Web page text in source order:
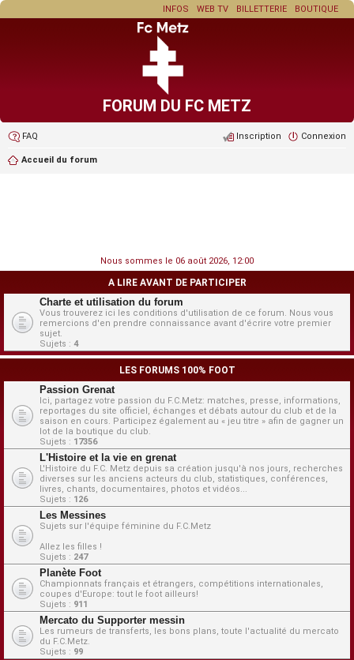
BOUTIQUE
BILLETTERIE
WEB TV
INFOS
FORUM DU FC METZ
FAQ Connexion
Inscription
Accueil du forum
Nous sommes le 06 août 2026, 12:00
A LIRE AVANT DE PARTICIPER
Charte et utilisation du forum
Vous trouverez ici les conditions d'utilisation de ce forum. Nous vous
remercions d'en prendre connaissance avant d'écrire votre premier
sujet.
Sujets : 4
LES FORUMS 100% FOOT
Passion Grenat
Ici, partagez votre passion du F.C.Metz: matches, presse, informations,
reportages du site officiel, échanges et débats autour du club et de la
saison en cours. Participez également au « jeu titre » afin de gagner un
lot de la boutique du club.
Sujets : 17356
L'Histoire et la vie en grenat
L'Histoire du F.C. Metz depuis sa création jusqu'à nos jours, recherches
diverses sur les anciens acteurs du club, statistiques, conférences,
livres, chants, documentaires, photos et vidéos...
Sujets : 126
Les Messines
Sujets sur l'équipe féminine du F.C.Metz
Allez les filles !
Sujets : 247
Planète Foot
Championnats français et étrangers, compétitions internationales,
coupes d'Europe: tout le foot ailleurs!
Sujets : 911
Mercato du Supporter messin
Les rumeurs de transferts, les bons plans, toute l'actualité du mercato
du F.C.Metz.
Sujets : 99